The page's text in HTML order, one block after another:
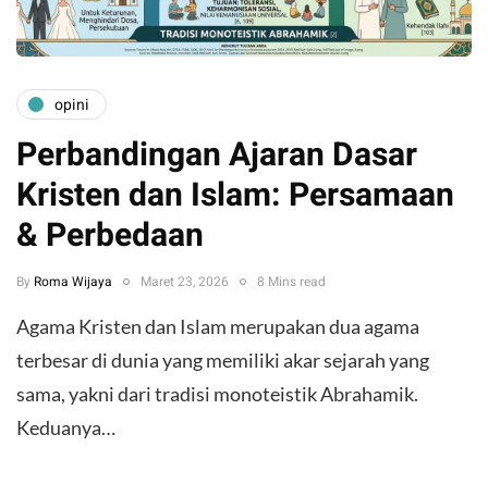
opini
Perbandingan Ajaran Dasar
Kristen dan Islam: Persamaan
& Perbedaan
By Roma Wijaya Maret 23, 2026 8 Mins read
Agama Kristen dan Islam merupakan dua agama
terbesar di dunia yang memiliki akar sejarah yang
sama, yakni dari tradisi monoteistik Abrahamik.
Keduanya…